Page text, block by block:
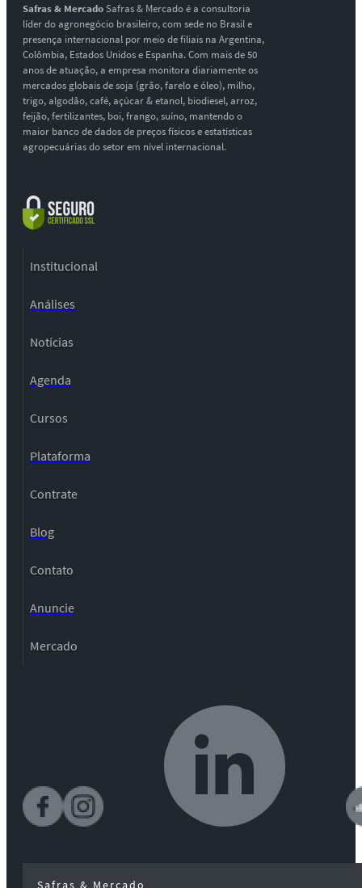
Safras & MercadoSafras & Mercado é a consultoria
líder do agronegócio brasileiro, com sede no Brasil e
presença internacional por meio de filiais na Argentina,
Colômbia, Estados Unidos e Espanha. Com mais de 50
anos de atuação, a empresa monitora diariamente os
mercados globais de soja (grão, farelo e óleo), milho,
trigo, algodão, café, açúcar & etanol, biodiesel, arroz,
feijão, fertilizantes, boi, frango, suíno, mantendo o
maior banco de dados de preços físicos e estatísticas
agropecuárias do setor em nível internacional.
Institucional
Análises
Notícias
Agenda
Cursos
Plataforma
Contrate
Blog
Contato
Anuncie
Mercado
Safras & Mercado